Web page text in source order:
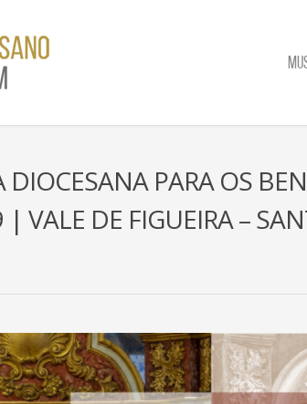
DIOCESANA PARA OS
VALE DE FIGUEIRA –